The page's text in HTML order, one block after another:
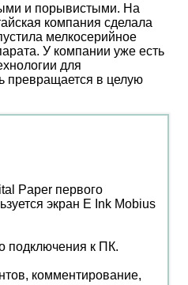
и порывистыми. На
компания сделала
мелкосерийное
У компании уже есть
для
превращается в целую
Paper первого
экран E Ink Mobius
подключения к ПК.
комментирование,